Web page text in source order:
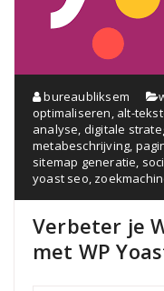
bureaubliksem
optimaliseren, alt-
analyse, digitale
metabeschrijving,
sitemap generatie,
yoast seo,
Verbeter je
met WP